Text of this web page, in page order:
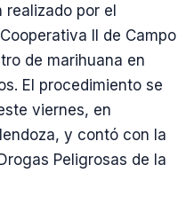
realizado por el
II de Campo
de marihuana en
El procedimiento se
viernes, en
y contó con la
Peligrosas de la